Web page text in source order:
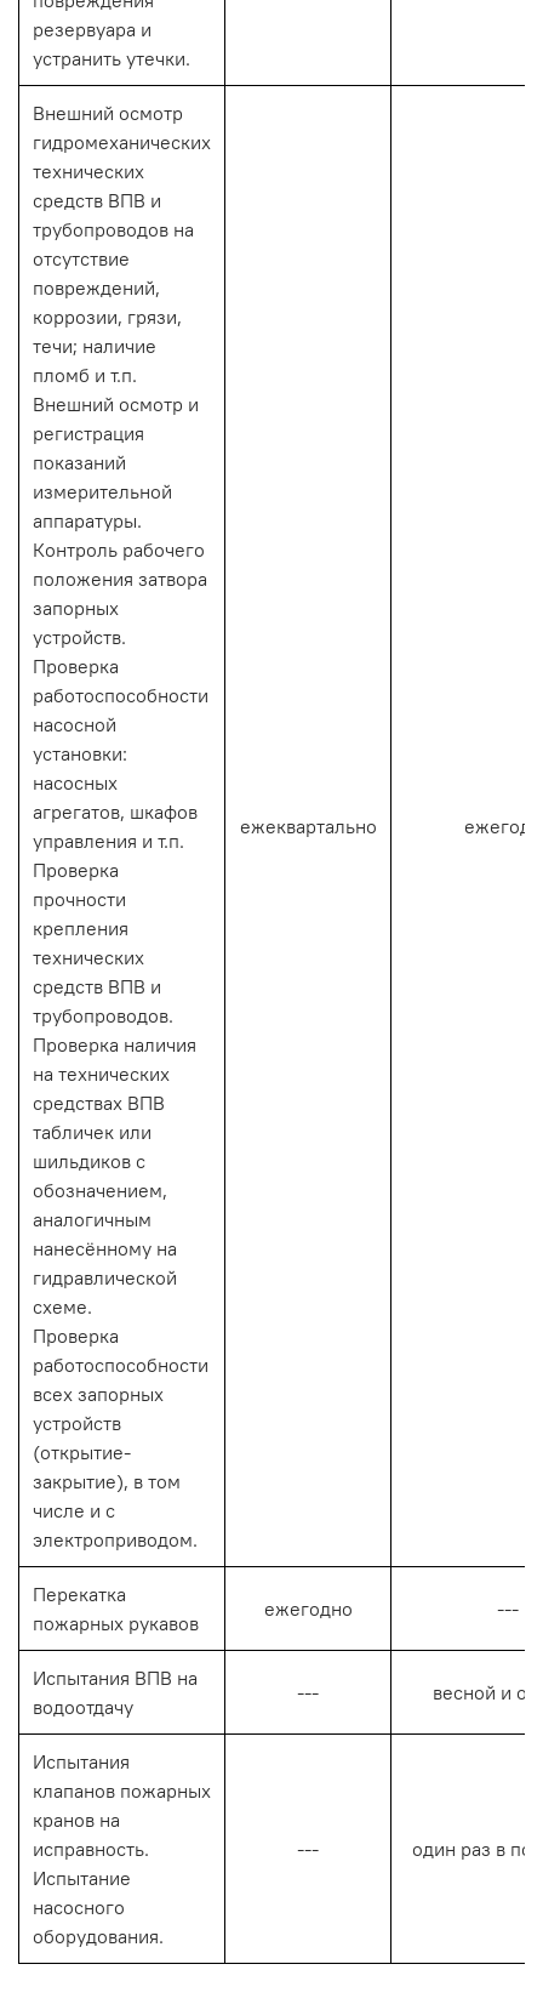
резервуара и
устранить утечки.
Внешний осмотр
гидромеханических
технических
средств ВПВ и
трубопроводов на
отсутствие
повреждений,
коррозии, грязи,
течи; наличие
пломб и т.п.
Внешний осмотр и
регистрация
показаний
измерительной
аппаратуры.
Контроль рабочего
положения затвора
запорных
устройств.
Проверка
работоспособности
насосной
установки:
насосных
агрегатов, шкафов
управления и т.п.
Проверка
прочности
крепления
технических
средств ВПВ и
трубопроводов.
Проверка наличия
на технических
средствах ВПВ
табличек или
шильдиков с
обозначением,
аналогичным
нанесённому на
гидравлической
схеме.
Проверка
работоспособности
всех запорных
устройств
(открытие-
закрытие), в том
числе и с
электроприводом.
ежеквартально
Перекатка
пожарных рукавов
ежегодно ---
Испытания ВПВ на
водоотдачу
--- весной и
Испытания
клапанов пожарных
кранов на
исправность.
Испытание
насосного
оборудования.
--- один раз в